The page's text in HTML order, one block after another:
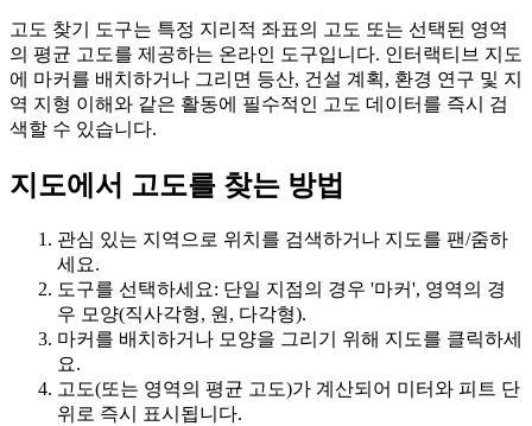
고도 찾기 도구는 특정 지리적 좌표의 고도 또는 선택된 영역
의 평균 고도를 제공하는 온라인 도구입니다. 인터랙티브 지도
에 마커를 배치하거나 그리면 등산, 건설 계획, 환경 연구 및 지
역 지형 이해와 같은 활동에 필수적인 고도 데이터를 즉시 검
색할 수 있습니다.
지도에서 고도를 찾는 방법
관심 있는 지역으로 위치를 검색하거나 지도를 팬/줌하
세요.
도구를 선택하세요: 단일 지점의 경우 '마커', 영역의 경
우 모양(직사각형, 원, 다각형).
마커를 배치하거나 모양을 그리기 위해 지도를 클릭하세
요.
고도(또는 영역의 평균 고도)가 계산되어 미터와 피트 단
위로 즉시 표시됩니다.